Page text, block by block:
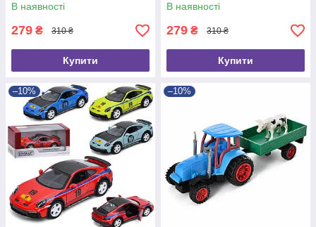
В наявності
279 ₴ 310 ₴
Купити
В наявності
279 ₴ 310 ₴
Купити
–10% –10%